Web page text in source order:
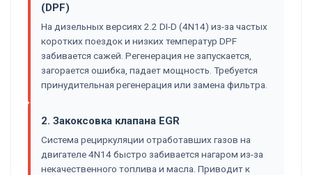
(DPF)
На дизельных версиях 2.2 DI-D (4N14) из-за частых
коротких поездок и низких температур DPF
забивается сажей. Регенерация не запускается,
загорается ошибка, падает мощность. Требуется
принудительная регенерация или замена фильтра.
2. Закоксовка клапана EGR
Система рециркуляции отработавших газов на
двигателе 4N14 быстро забивается нагаром из-за
некачественного топлива и масла. Приводит к